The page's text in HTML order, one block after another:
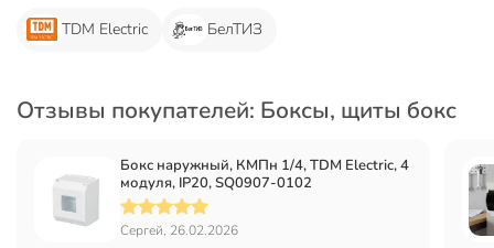
TDM Electric БелТИЗ
Отзывы покупателей: Боксы, щиты бокс
Бокс наружный, КМПн 1/4, TDM Electric, 4
модуля, IP20, SQ0907-0102
Сергей, 26.02.2026